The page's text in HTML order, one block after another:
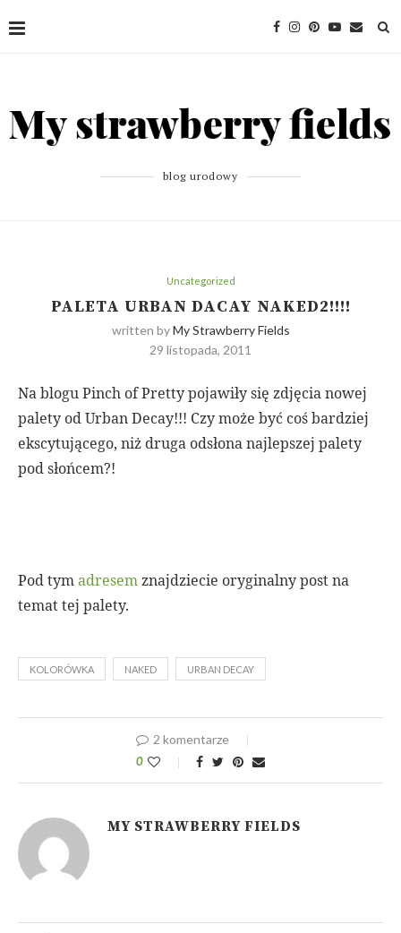
blog urodowy
Uncategorized
PALETA URBAN DACAY NAKED2!!!!
written byMy Strawberry Fields
29 listopada, 2011
Na blogu Pinch of Pretty pojawiły się zdjęcia nowej
palety od Urban Decay!!! Czy może być coś bardziej
ekscytującego, niż druga odsłona najlepszej palety
pod słońcem?!
Pod tymadresemznajdziecie oryginalny post na
temat tej palety.
KOLORÓWKA NAKED URBAN DECAY
2 komentarze
0
MY STRAWBERRY FIELDS